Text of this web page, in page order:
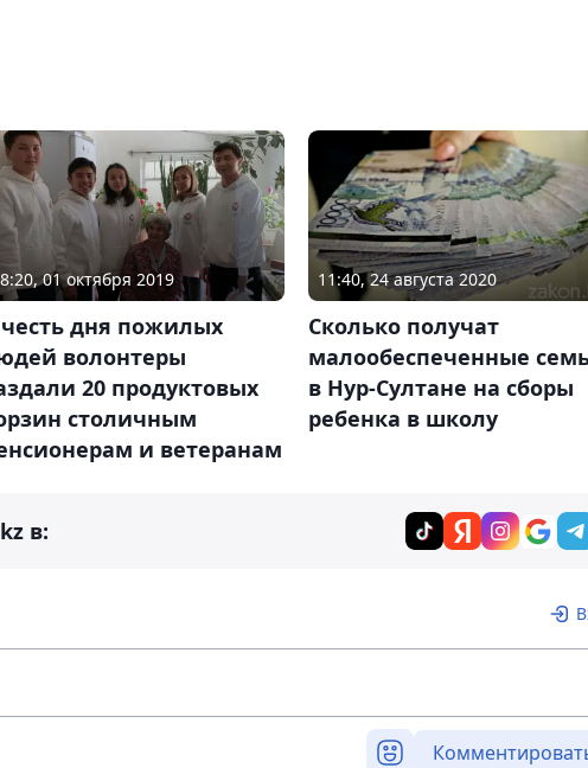
01 октября 2019
дня пожилых
волонтеры
20 продуктовых
столичным
и ветеранам
11:40, 24 августа 2020
Сколько получат
малообеспеченные
в Нур-Султане на сборы
ребенка в школу
в: